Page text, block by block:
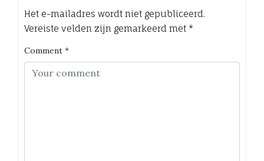
Het e-mailadres wordt niet gepubliceerd.
Vereiste velden zijn gemarkeerd met *
Comment *